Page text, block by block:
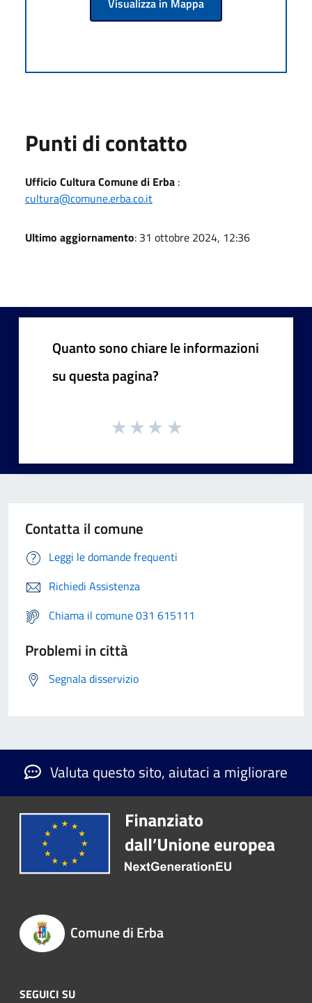
Punti di contatto
Ufficio Cultura Comune di Erba :
cultura@comune.erba.co.it
Ultimo aggiornamento: 31 ottobre 2024, 12:36
Quanto sono chiare le informazioni
su questa pagina?
Contatta il comune
Leggi le domande frequenti
Richiedi Assistenza
Chiama il comune 031 615111
Problemi in città
Segnala disservizio
Valuta questo sito, aiutaci a migliorare
Comune di Erba
SEGUICI SU